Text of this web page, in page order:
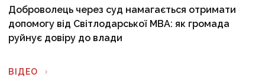
Доброволець через суд намагається отримати
допомогу від Світлодарської МВА: як громада
руйнує довіру до влади
ВІДЕО